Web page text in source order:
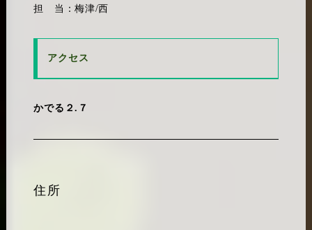
担 当：梅津/西
アクセス
かでる２.７
住所